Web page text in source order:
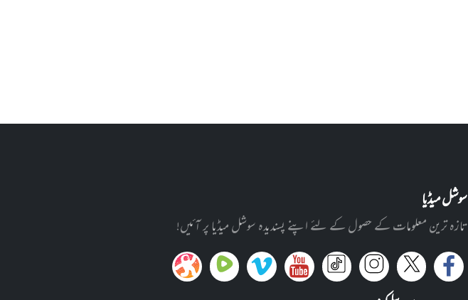
سوشل میڈیا
تازہ ترین معلومات کے حصول کے لئے اپنے پسندیدہ سوشل میڈیا پر آئیں!